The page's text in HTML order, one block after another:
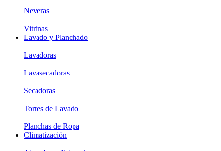
Neveras
Vitrinas
Lavado y Planchado
Lavadoras
Lavasecadoras
Secadoras
Torres de Lavado
Planchas de Ropa
Climatización